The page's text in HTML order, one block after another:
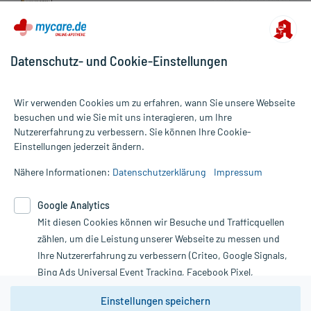
Alle Preise gelten inkl. MwSt., ggf. zzgl. Versandkosten
Informationen auf dieser Website werden ausschließlich für
die Untersuchung und Behandlung durch einen Arzt. Bitte
Therapien eingeleitet werden können. | Diese Webseite benutzt
Google Analytics. Lesen Sie bitte dazu die wichtigen Hinweise in
unserer Datenschutzerklärung. Für den Widerruf einer Bestellung
nutzen Sie das Formular:
Vertrag widerrufen
Datenschutz- und Cookie-Einstellungen
Wir verwenden Cookies um zu erfahren, wann Sie unsere Webseite
besuchen und wie Sie mit uns interagieren, um Ihre
Nutzererfahrung zu verbessern. Sie können Ihre Cookie-
Einstellungen jederzeit ändern.
Nähere Informationen: Datenschutzerklärung Impressum
Google Analytics
Mit diesen Cookies können wir Besuche und Trafficquellen
zählen, um die Leistung unserer Webseite zu messen und
Ihre Nutzererfahrung zu verbessern (Criteo, Google Signals,
Bing Ads Universal Event Tracking, Facebook Pixel,
Youtube-Social Plugin).
Einstellungen speichern